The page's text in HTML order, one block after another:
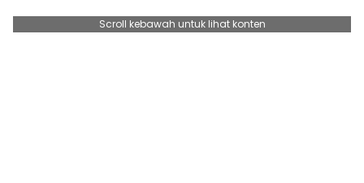
Scroll kebawah untuk lihat konten